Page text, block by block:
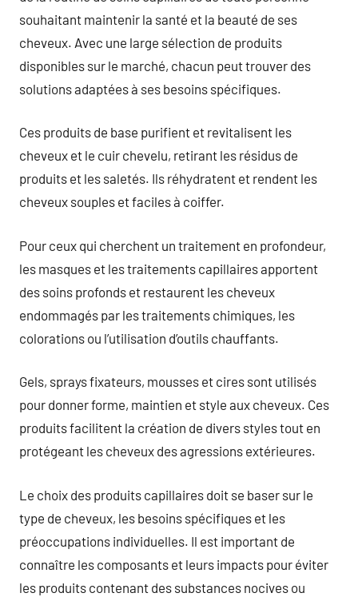
souhaitant maintenir la santé et la beauté de ses
cheveux. Avec une large sélection de produits
disponibles sur le marché, chacun peut trouver des
solutions adaptées à ses besoins spécifiques.
Ces produits de base purifient et revitalisent les
cheveux et le cuir chevelu, retirant les résidus de
produits et les saletés. Ils réhydratent et rendent les
cheveux souples et faciles à coiffer.
Pour ceux qui cherchent un traitement en profondeur,
les masques et les traitements capillaires apportent
des soins profonds et restaurent les cheveux
endommagés par les traitements chimiques, les
colorations ou l’utilisation d’outils chauffants.
Gels, sprays fixateurs, mousses et cires sont utilisés
pour donner forme, maintien et style aux cheveux. Ces
produits facilitent la création de divers styles tout en
protégeant les cheveux des agressions extérieures.
Le choix des produits capillaires doit se baser sur le
type de cheveux, les besoins spécifiques et les
préoccupations individuelles. Il est important de
connaître les composants et leurs impacts pour éviter
les produits contenant des substances nocives ou